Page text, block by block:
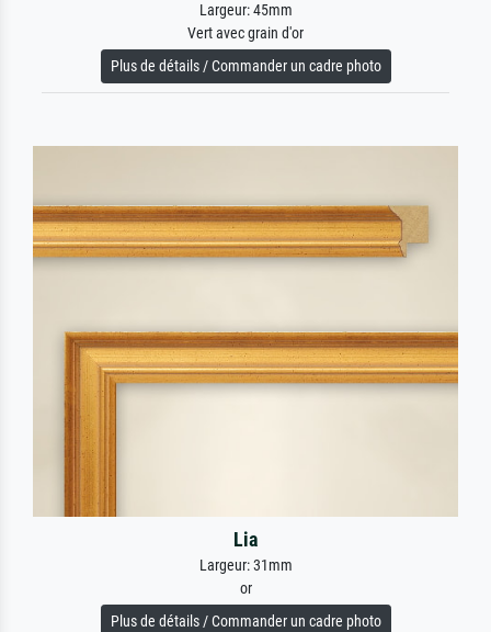
Largeur: 45mm
Vert avec grain d'or
Plus de détails / Commander un cadre photo
Lia
Largeur: 31mm
or
Plus de détails / Commander un cadre photo